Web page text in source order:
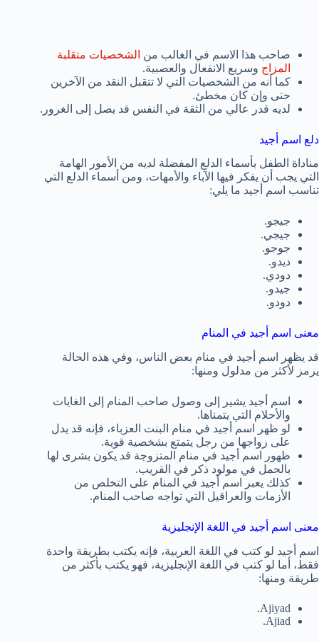
صاحب هذا الاسم في الغالب من الشخصيات متقلبة
المزاج وسريع الانفعال والعصبية.
كما أنه من الشخصيات التي لا تتقبل النقد من الآخرين
حتى وإن كان مخطئ.
لديه قدر عالي من الثقة في النفس قد يصل إلى الغرور.
دلع اسم أجيد
مناداة الطفل بأسماء الدلع المفضلة لديه من الأمور الهامة
التي يجب أن يفكر فيها الآباء والأمهات، ومن أسماء الدلع التي
تناسب اسم أجيد ما يلي:
جيجو.
جيجي.
جوجو.
ديدو.
دودي.
جيدو.
دودو.
معنى اسم أجيد في المنام
قد يظهر اسم أجيد في منام بعض الناس، وفي هذه الحالة
يرمز لأكثر من مدلول ومنها:
اسم أجيد يشير إلى وصول صاحب المنام إلى الغايات
والأحلام التي يتمناها.
لو ظهر اسم أجيد في منام البنت العزباء، فإنه قد يدل
على زواجها من رجل يتمتع بشخصية قوية.
ظهور اسم أجيد في منام المتزوجة قد يكون بشرى لها
بالحمل في مولود ذكر في القريب.
كذلك يعبر اسم أجيد في المنام على التخلص من
الأزمات والعراقيل التي تواجه صاحب المنام.
معنى اسم أجيد في اللغة الإنجليزية
اسم أجيد لو كتب في اللغة العربية، فإنه يكتب بطريقة واحدة
فقط، أما لو كتب في اللغة الإنجليزية، فهو يكتب بأكثر من
طريقة ومنها:
Ajiyad.
Ajiad.